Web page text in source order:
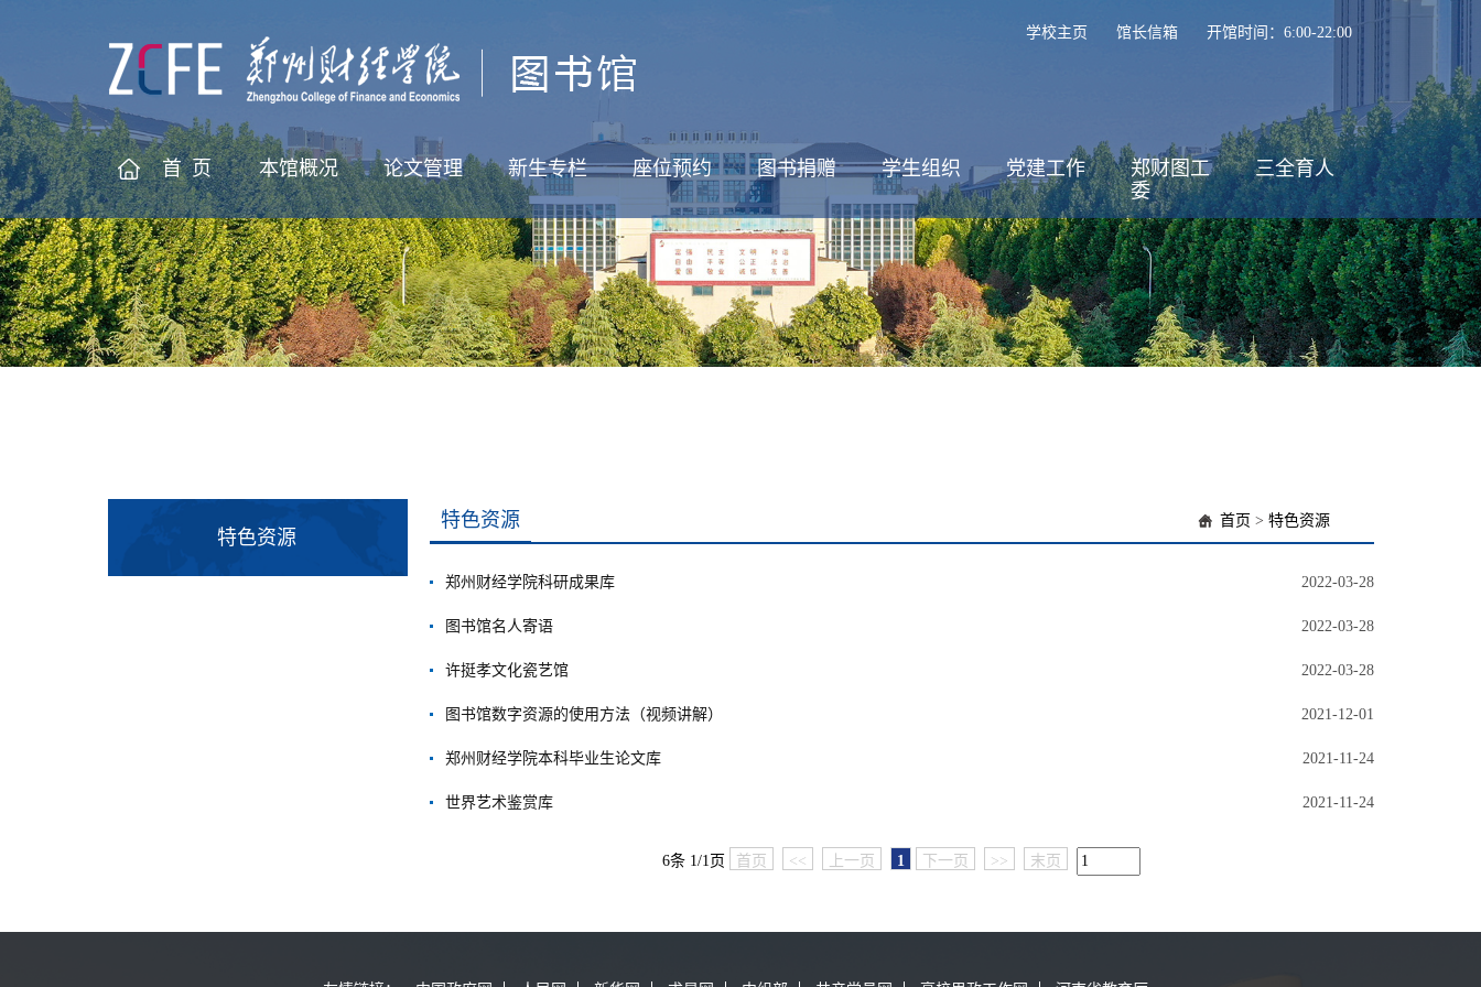
学校主页 馆长信箱 开馆时间：6:00-22:00
首 页 本馆概况 论文管理 新生专栏 座位预约 图书捐赠 学生组织 党建工作
郑财图工
委
三全育人
特色资源
特色资源 首页 > 特色资源
郑州财经学院科研成果库 2022-03-28
图书馆名人寄语 2022-03-28
许挺孝文化瓷艺馆 2022-03-28
图书馆数字资源的使用方法（视频讲解） 2021-12-01
郑州财经学院本科毕业生论文库 2021-11-24
世界艺术鉴赏库 2021-11-24
6条 1/1页 首页 << 上一页 1 下一页 >> 末页